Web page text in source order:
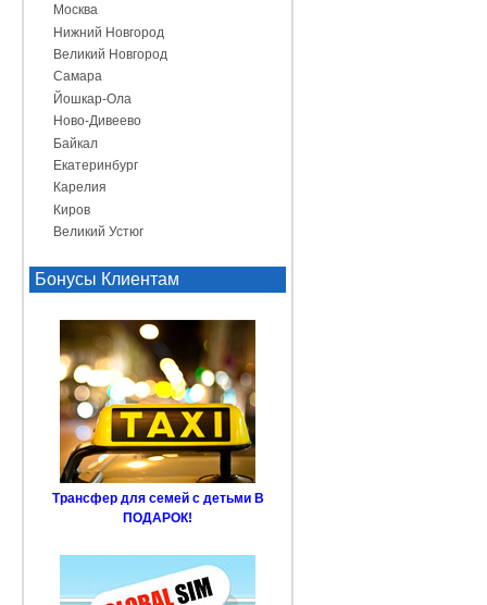
Москва
Нижний Новгород
Великий Новгород
Самара
Йошкар-Ола
Ново-Дивеево
Байкал
Екатеринбург
Карелия
Киров
Великий Устюг
Бонусы Клиентам
Трансфер для семей с детьми В
ПОДАРОК!